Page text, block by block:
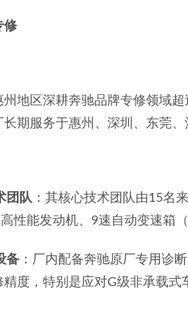
修
期服务于惠州、深圳、东莞
团队 ：其核心技术团队由15名
性能发动机、9速自动变速箱
备 ：厂内配备奔驰原厂专用诊
度，特别是应对G级非承载式